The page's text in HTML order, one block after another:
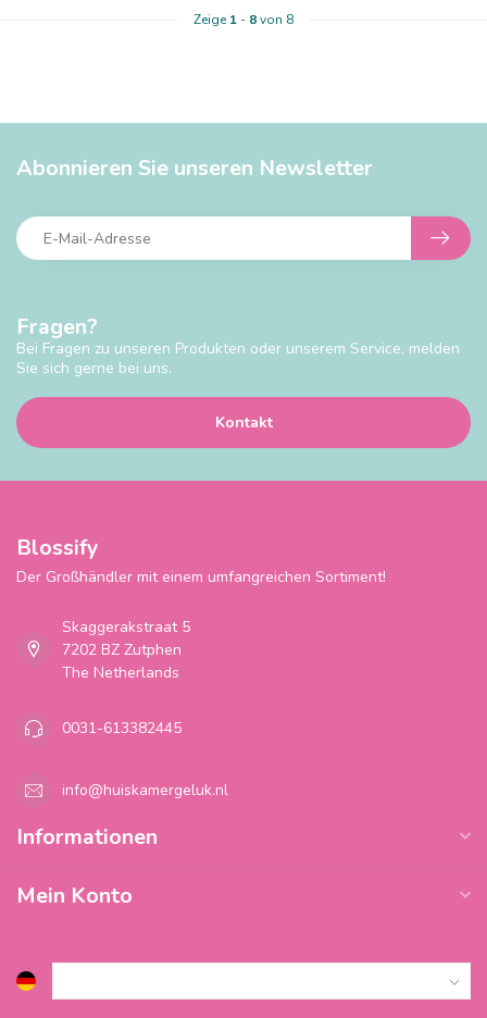
Zeige1- 8von 8
Fragen?
Bei Fragen zu unseren Produkten oder unserem Service, melden
Sie sich gerne bei uns.
Kontakt
Abonnieren Sie unseren Newsletter
Blossify
Der Großhändler mit einem umfangreichen Sortiment!
Skaggerakstraat 5
7202 BZ Zutphen
The Netherlands
0031-613382445
info@huiskamergeluk.nl
Informationen
Mein Konto